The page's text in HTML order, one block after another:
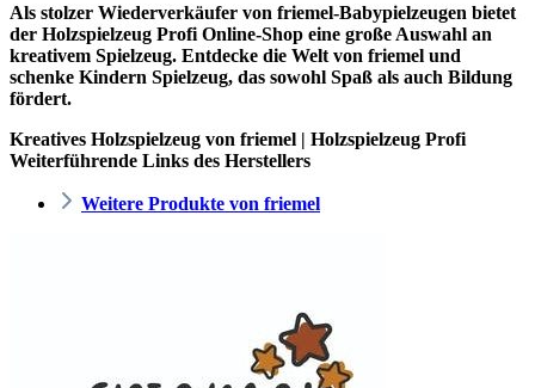
Als stolzer Wiederverkäufer von friemel-Babypielzeugen bietet
der Holzspielzeug Profi Online-Shop eine große Auswahl an
kreativem Spielzeug. Entdecke die Welt von friemel und
schenke Kindern Spielzeug, das sowohl Spaß als auch Bildung
fördert.
Kreatives Holzspielzeug von friemel | Holzspielzeug Profi
Weiterführende Links des Herstellers
Weitere Produkte von friemel